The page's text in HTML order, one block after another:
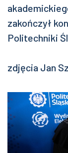
zakończył
Politechniki
zdjęcia Jan